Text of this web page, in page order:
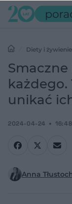
Diety i żywienie
każdego. Te osoby
każdego.
unikać
2024-04-24 16:48
Anna